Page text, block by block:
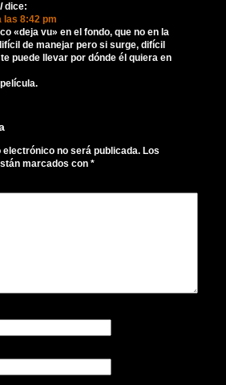
dice:
las 8:42 pm
«deja vu» en el fondo, que no en la
de manejar pero si surge, difícil
puede llevar por dónde él quiera en
no será publicada. Los
marcados con *